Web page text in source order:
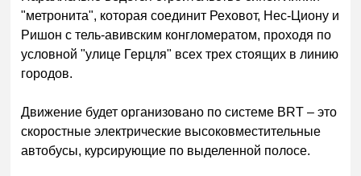
"метронита", которая соединит Реховот, Нес-Циону и
Ришон с тель-авивским конгломератом, проходя по
условной "улице Герцля" всех трех стоящих в линию
городов.
Движение будет организовано по системе BRT – это
скоростные электрические высоковместительные
автобусы, курсирующие по выделенной полосе.